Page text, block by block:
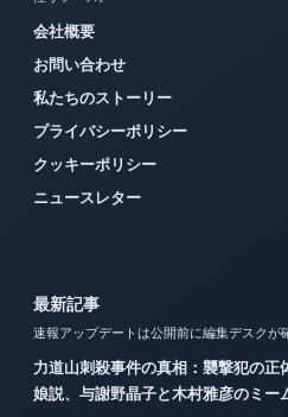
会社概要
お問い合わせ
私たちのストーリー
プライバシーポリシー
クッキーポリシー
ニュースレター
最新記事
速報アップデートは公開前に編集デスクが
力道山刺殺事件の真相：襲撃犯の
娘説、与謝野晶子と木村雅彦のミー